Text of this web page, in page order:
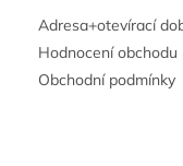
Go Go's
je 5 z 5 hvězdiček.
je 5 z 5 hvězdiček.
Adresa+otevírací
Hodnocení obchodu
Obchodní podmínky